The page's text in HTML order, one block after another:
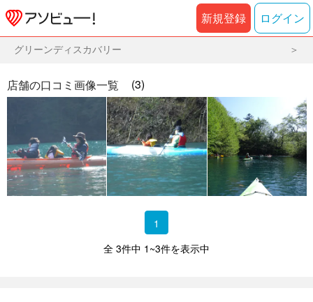
新規登録 ログイン
グリーンディスカバリー
店舗の口コミ画像一覧 (3)
1
全 3件中 1~3件を表示中